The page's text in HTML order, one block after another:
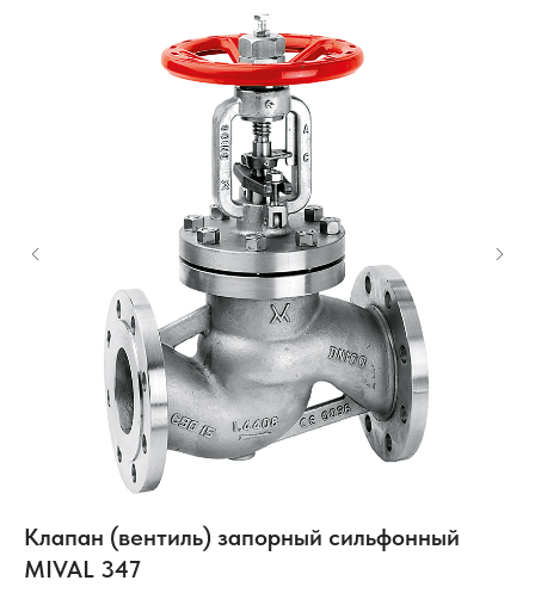
Клапан (вентиль) запорный сильфонный
MIVAL 347